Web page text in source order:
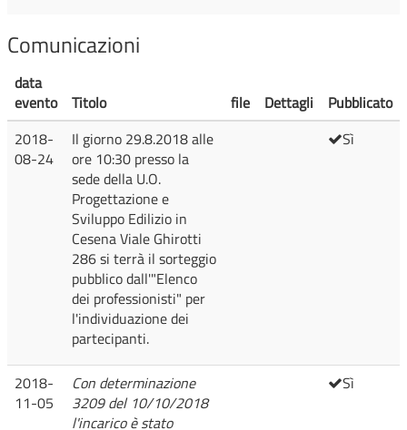
Comunicazioni
data
evento
Titolo file Dettagli
Pubblicato
2018-
08-24
Il giorno 29.8.2018 alle
ore 10:30 presso la
sede della U.O.
Progettazione e
Sviluppo Edilizio in
Cesena Viale Ghirotti
286 si terrà il sorteggio
pubblico dall'"Elenco
dei professionisti" per
l'individuazione dei
partecipanti.
Sì
2018-
11-05
Con determinazione
3209 del 10/10/2018
l'incarico è stato
Sì